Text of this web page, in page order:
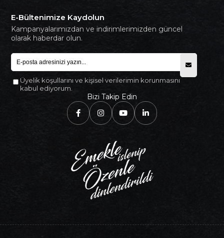
E-Bültenimize Kaydolun
Kampanyalarımızdan ve indirimlerimizden güncel
olarak haberdar olun.
Üyelik koşullarını ve kişisel verilerimin korunmasını
kabul ediyorum.
Bizi Takip Edin